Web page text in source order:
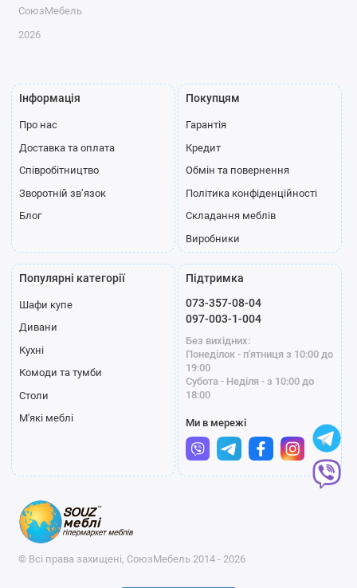
СоюзМебель
2026
Інформація
Про нас
Доставка та оплата
Співробітництво
Зворотній зв’язок
Блог
Покупцям
Гарантія
Кредит
Обмін та повернення
Політика конфіденційності
Складання меблів
Виробники
Популярні категорії
Шафи купе
Дивани
Кухні
Комоди та тумби
Столи
М'які меблі
Підтримка
073-357-08-04
097-003-1-004
Без вихідних:
Понеділок - п'ятниця з 10:00 до
19:00
Субота - Неділя - з 10:00 до
18:00
Ми в мережі
© Всі права захищені, СоюзМебель 2014 - 2026